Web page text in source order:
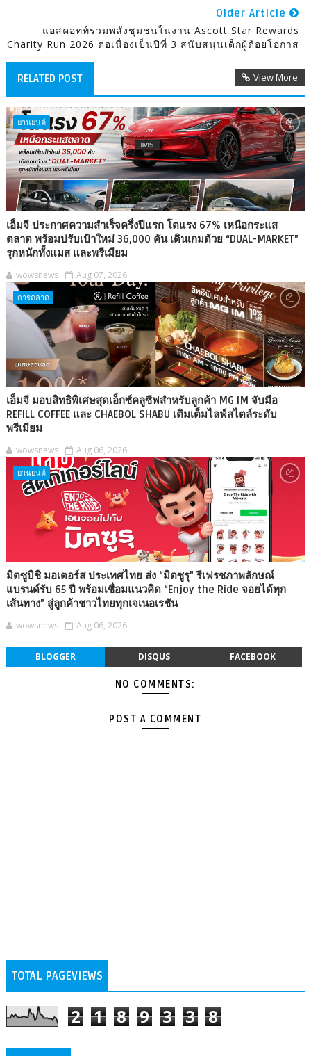
Older Article
แอสคอทท์รวมพลังชุมชนในงาน Ascott Star Rewards
Charity Run 2026 ต่อเนื่องเป็นปีที่ 3 สนับสนุนเด็กผู้ด้อยโอกาส
RELATED POST View More
ยานยนต์
เอ็มจี ประกาศความสำเร็จครึ่งปีแรก โตแรง 67% เหนือกระแส
ตลาด พร้อมปรับเป้าใหม่ 36,000 คัน เดินเกมด้วย “DUAL-MARKET”
รุกหนักทั้งแมส และพรีเมียม
wowsnews Aug 07, 2026
การตลาด
เอ็มจี มอบสิทธิพิเศษสุดเอ็กซ์คลูซีฟสำหรับลูกค้า MG IM จับมือ
REFILL COFFEE และ CHAEBOL SHABU เติมเต็มไลฟ์สไตล์ระดับ
พรีเมียม
wowsnews Aug 06, 2026
ยานยนต์
มิตซูบิชิ มอเตอร์ส ประเทศไทย ส่ง “มิตซูรุ” รีเฟรชภาพลักษณ์
แบรนด์รับ 65 ปี พร้อมเชื่อมแนวคิด “Enjoy the Ride จอยได้ทุก
เส้นทาง” สู่ลูกค้าชาวไทยทุกเจเนอเรชัน
wowsnews Aug 06, 2026
BLOGGER DISQUS FACEBOOK
NO COMMENTS:
POST A COMMENT
TOTAL PAGEVIEWS
2 1 8 9 3 3 8